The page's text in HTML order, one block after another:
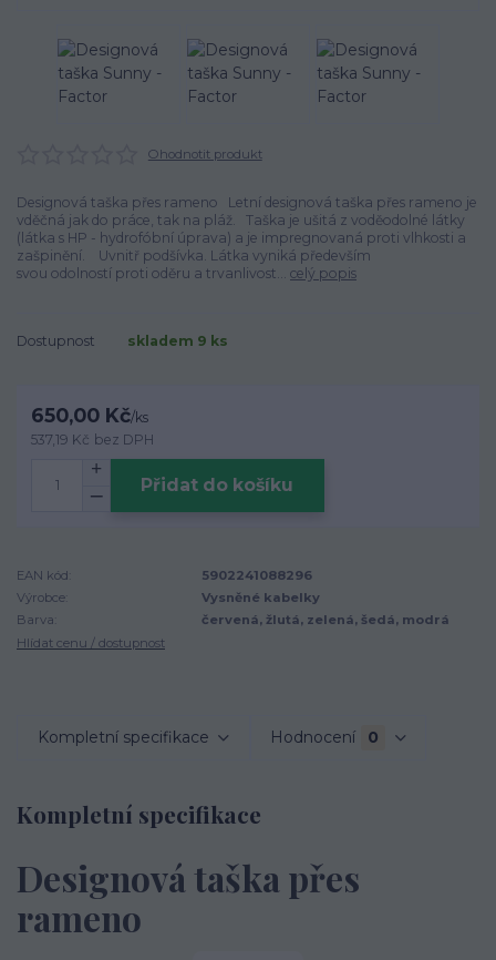
Ohodnotit produkt
Designová taška přes rameno Letní designová taška přes rameno je
vděčná jak do práce, tak na pláž. Taška je ušitá z voděodolné látky
(látka s HP - hydrofóbní úprava) a je impregnovaná proti vlhkosti a
zašpinění. Uvnitř podšívka. Látka vyniká především
svou odolností proti oděru a trvanlivost... celý popis
Dostupnost skladem 9 ks
650,00 Kč/ks
537,19 Kč bez DPH
Přidat do košíku
EAN kód:
5902241088296
Výrobce:
Vysněné kabelky
Barva:
červená, žlutá, zelená, šedá, modrá
Hlídat cenu / dostupnost
Kompletní specifikace Hodnocení 0
Kompletní specifikace
Designová taška přes
rameno